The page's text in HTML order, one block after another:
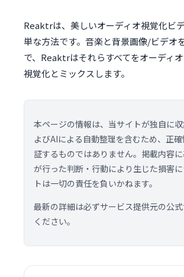
Reaktrは、美しいオーディオ視覚化ビ
単な方法です。音楽と背景画像/ビデオ
で、Reaktrはそれらすべてをオーディ
視覚化とミックスします。
本ページの情報は、当サイトが独自に
よびAIによる自動整理を含むため、正
証するものではありません。掲載内容
が行った判断・行動により生じた損害
トは一切の責任を負いかねます。
最新の詳細は必ずサービス提供元の公
ください。